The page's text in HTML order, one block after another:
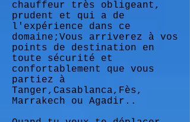
chauffeur très obligeant,
prudent et qui a de
l'expérience dans ce
domaine;Vous arriverez à vos
points de destination en
toute sécurité et
confortablement que vous
partiez à
Tanger,Casablanca,Fès,
Marrakech ou Agadir..